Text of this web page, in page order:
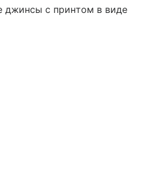
джинсы с принтом в виде